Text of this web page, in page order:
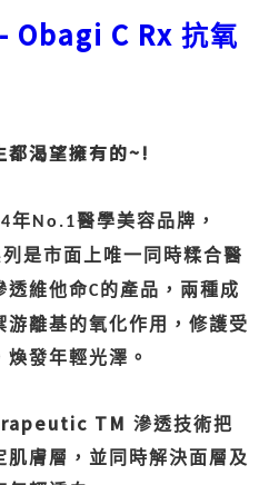
- Obagi C Rx 抗氧
都渴望擁有的~!
年No.1醫學美容品牌，
是市面上唯一同時糅合醫
透維他命C的產品，兩種成
離基的氧化作用，修護受
發年輕光澤。
TM 滲透技術把
膚層，並同時解決面層及